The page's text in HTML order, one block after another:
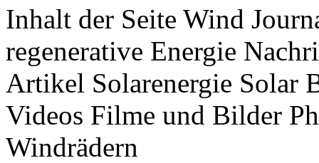
Inhalt der Seite Wind
regenerative Energie
Artikel Solarenergie Solar
Videos Filme und Bilder
Windrädern